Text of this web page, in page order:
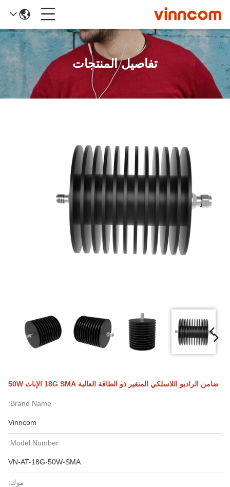
تفاصيل المنتجات
ضامن الراديو اللاسلكي المتغير ذو الطاقة العالية 18G SMA الإناث 50W
Brand Name:
Vinncom
Model Number:
VN-AT-18G-50W-SMA
موك: